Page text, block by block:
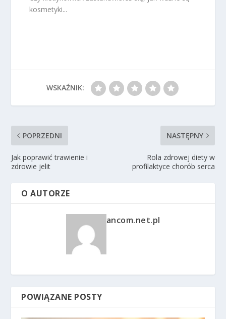
kosmetyki...
WSKAŹNIK:
POPRZEDNI
Jak poprawić trawienie i
zdrowie jelit
NASTĘPNY
Rola zdrowej diety w
profilaktyce chorób serca
O AUTORZE
ancom.net.pl
POWIĄZANE POSTY